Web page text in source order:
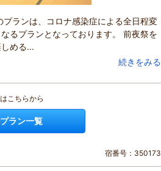
ランは、コロナ感染症による全日程変
るプランとなっております。 前夜祭を
める...
続きをみる
こちらから
ラン一覧
宿番号：350173